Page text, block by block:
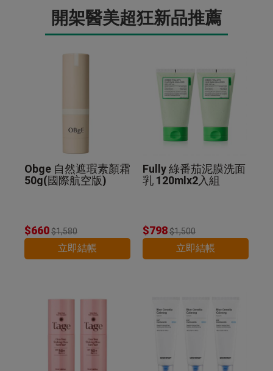
開架醫美超狂新品推薦
Obge 自然遮瑕素顏霜
50g(國際航空版)
$660$1,580
立即結帳
Fully 綠番茄泥膜洗面
乳 120mlx2入組
$798$1,500
立即結帳